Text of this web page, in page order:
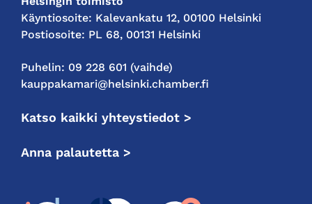
Käyntiosoite: Kalevankatu 12, 00100 Helsinki
Postiosoite: PL 68, 00131 Helsinki
Puhelin: 09 228 601 (vaihde)
kauppakamari@helsinki.chamber.fi
Katso kaikki yhteystiedot >
Anna palautetta >